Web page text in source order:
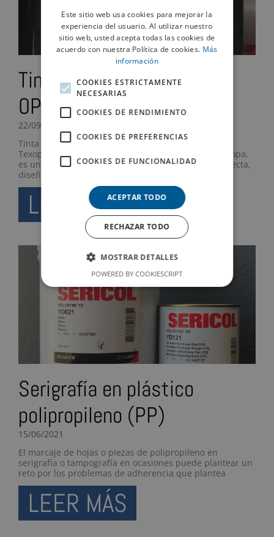
Tinta Plastisol Texopaque
OP
22/09/2021
Tinta opaca para serigrafía textil libre de Ftalatos¹
Texopaque OP, fabricada por Fujifilm-Sericol en Europa,
es una tinta plastisol convencional de impresión directa,
diseñada para
LEER MÁS
Serigrafía en plástico
polipropileno (PP)
15/06/2021
El marcaje de hojas o piezas de polipropileno en
serigrafía o tampografía en ocasiones puede plantear un
reto por los problemas de adherencia que plantea
LEER MÁS
Este sitio web usa cookies para mejorar la
experiencia del usuario. Al utilizar nuestro
sitio web, usted acepta todas las cookies de
acuerdo con nuestra Política de cookies. Más
información
COOKIES ESTRICTAMENTE
NECESARIAS
COOKIES DE RENDIMIENTO
COOKIES DE PREFERENCIAS
COOKIES DE FUNCIONALIDAD
ACEPTAR TODO
RECHAZAR TODO
MOSTRAR DETALLES
POWERED BY COOKIESCRIPT